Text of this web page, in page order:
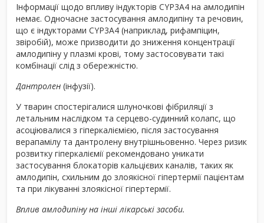
Інформації щодо впливу індукторів CYP3A4 на амлодипін
немає. Одночасне застосування амлодипіну та речовин,
що є індукторами CYP3A4 (наприклад, рифампіцин,
звіробій), може призводити до зниження концентрації
амлодипіну у плазмі крові, тому застосовувати такі
комбінації слід з обережністю.
Дантролен (інфузії).
У тварин спостерігалися шлуночкові фібриляції з
летальним наслідком та серцево-судинний колапс, що
асоціювалися з гіперкаліємією, після застосування
верапамілу та дантролену внутрішньовенно. Через ризик
розвитку гіперкаліємії рекомендовано уникати
застосування блокаторів кальцієвих каналів, таких як
амлодипін, схильним до злоякісної гіпертермії пацієнтам
та при лікуванні злоякісної гіпертермії.
Вплив амлодипіну на інші лікарські засоби.